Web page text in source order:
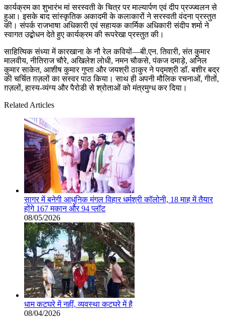
कार्यक्रम का शुभारंभ मां सरस्वती के चित्र पर माल्यार्पण एवं दीप प्रज्ज्वलन से
हुआ। इसके बाद सांस्कृतिक अकादमी के कलाकारों ने सरस्वती वंदना प्रस्तुत
की। संपर्क राजभाषा अधिकारी एवं सहायक कार्मिक अधिकारी संदीप शर्मा ने
स्वागत उद्बोधन देते हुए कार्यक्रम की रूपरेखा प्रस्तुत की।
साहित्यिक संध्या में कारखाना के नौ रेल कवियों—बी.एन. तिवारी, संत कुमार
मालवीय, नीतिराज चौरे, अखिलेश लोधी, नमन चौकसे, पंकज दमाड़े, अनिल
कुमार साकेत, आशीष कुमार गुप्ता और जयश्री ठाकुर ने पद्मश्री डॉ. बशीर बद्र
की चर्चित ग़ज़लों का सस्वर पाठ किया। साथ ही अपनी मौलिक रचनाओं, गीतों,
ग़ज़लों, हास्य-व्यंग्य और पैरोडी से श्रोताओं को मंत्रमुग्ध कर दिया।
Related Articles
सागर में बनेगी आधुनिक मंगल विहार धर्मश्री कॉलोनी, 18 माह में तैयार
होंगे 167 मकान और 94 प्लॉट
08/05/2026
धाम कटघरे में नहीं, व्यवस्था कटघरे में है
08/04/2026